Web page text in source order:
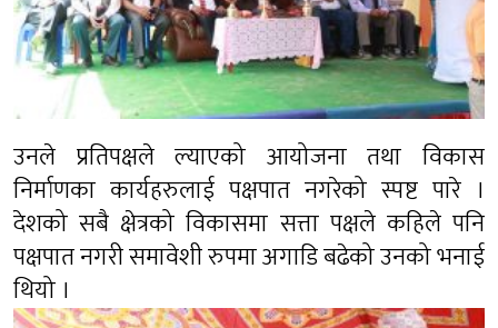
उनले प्रतिपक्षले ल्याएको आयोजना तथा विकास
निर्माणका कार्यहरुलाई पक्षपात नगरेको स्पष्ट पारे ।
देशको सबै क्षेत्रको विकासमा सत्ता पक्षले कहिले पनि
पक्षपात नगरी समावेशी रुपमा अगाडि बढेको उनको भनाई
थियो ।